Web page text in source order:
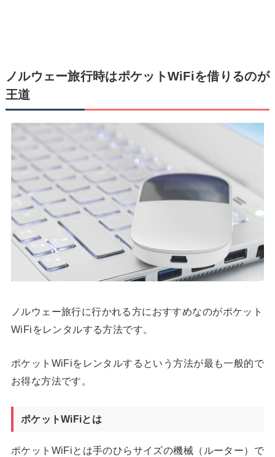
ノルウェー旅行時はポケットWiFiを借りるのが
王道
ノルウェー旅行に行かれる方におすすめなのがポケット
WiFiをレンタルする方法です。
ポケットWiFiをレンタルするという方法が最も一般的で
お得な方法です。
ポケットWiFiとは
ポケットWiFiとは手のひらサイズの機械（ルーター）で